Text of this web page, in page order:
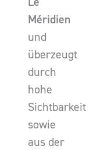
Méridien
und
überzeugt
durch
hohe
Sichtbarkeit
sowie
aus der